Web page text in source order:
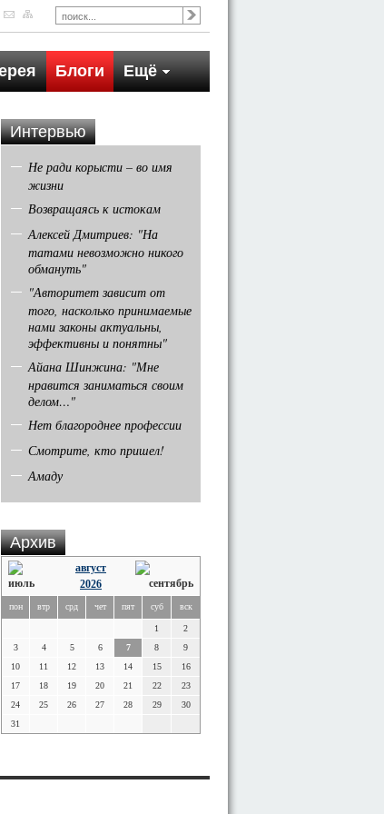
Блоги Ещё
Интервью
Не ради корысти – во имя
жизни
Возвращаясь к истокам
Алексей Дмитриев: "На
татами невозможно никого
обмануть"
"Авторитет зависит от
того, насколько принимаемые
нами законы актуальны,
эффективны и понятны"
Айана Шинжина: "Мне
нравится заниматься своим
делом…"
Нет благороднее профессии
Смотрите, кто пришел!
Амаду
Архив
август
2026
пон втр срд чет пят суб вск
1
2
3
4 5 6 7 8
9
10
11 12 13 14 15
16
17
18 19 20 21 22
23
24
25 26 27 28 29
30
31